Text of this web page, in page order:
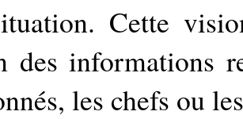
Cette
des informations
les chefs ou